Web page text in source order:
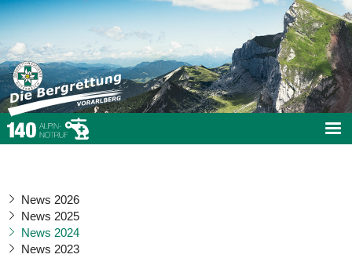
News 2026
News 2025
News 2024
News 2023